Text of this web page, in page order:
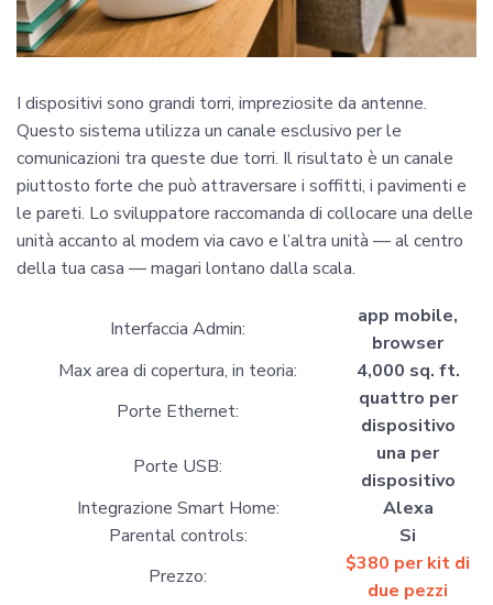
I dispositivi sono grandi torri, impreziosite da antenne.
Questo sistema utilizza un canale esclusivo per le
comunicazioni tra queste due torri. Il risultato è un canale
piuttosto forte che può attraversare i soffitti, i pavimenti e
le pareti. Lo sviluppatore raccomanda di collocare una delle
unità accanto al modem via cavo e l’altra unità — al centro
della tua casa — magari lontano dalla scala.
Interfaccia Admin:
app mobile,
browser
Max area di copertura, in teoria:
4,000 sq. ft.
Porte Ethernet:
quattro per
dispositivo
Porte USB:
una per
dispositivo
Integrazione Smart Home:
Alexa
Parental controls:
Si
Prezzo:
$380 per kit di
due pezzi